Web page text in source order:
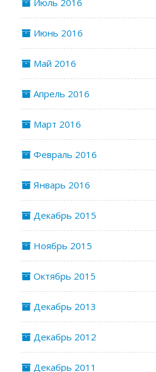
Июль 2016
Июнь 2016
Май 2016
Апрель 2016
Март 2016
Февраль 2016
Январь 2016
Декабрь 2015
Ноябрь 2015
Октябрь 2015
Декабрь 2013
Декабрь 2012
Декабрь 2011